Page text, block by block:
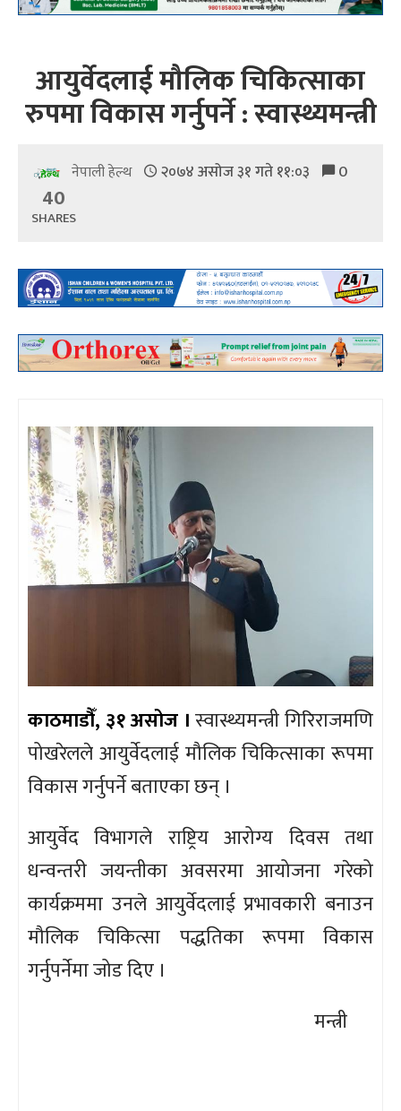
आयुर्वेदलाई मौलिक चिकित्साका
रुपमा विकास गर्नुपर्ने : स्वास्थ्यमन्त्री
नेपाली हेल्थ २०७४ असोज ३१ गते ११:०३ 0
40
SHARES
काठमाडौँ, ३१ असोज ।स्वास्थ्यमन्त्री गिरिराजमणि
पोखरेलले आयुर्वेदलाई मौलिक चिकित्साका रूपमा
विकास गर्नुपर्ने बताएका छन् ।
आयुर्वेद विभागले राष्ट्रिय आरोग्य दिवस तथा
धन्वन्तरी जयन्तीका अवसरमा आयोजना गरेको
कार्यक्रममा उनले आयुर्वेदलाई प्रभावकारी बनाउन
मौलिक चिकित्सा पद्धतिका रूपमा विकास
गर्नुपर्नेमा जोड दिए ।
मन्त्री